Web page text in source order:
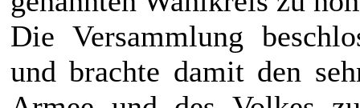
Die Versammlung
und brachte damit den